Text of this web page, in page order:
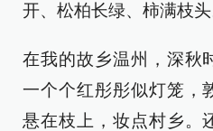
开、松柏长绿、柿满枝头
在我的故乡温州，深秋
一个个红彤彤似灯笼，
悬在枝上，妆点村乡。